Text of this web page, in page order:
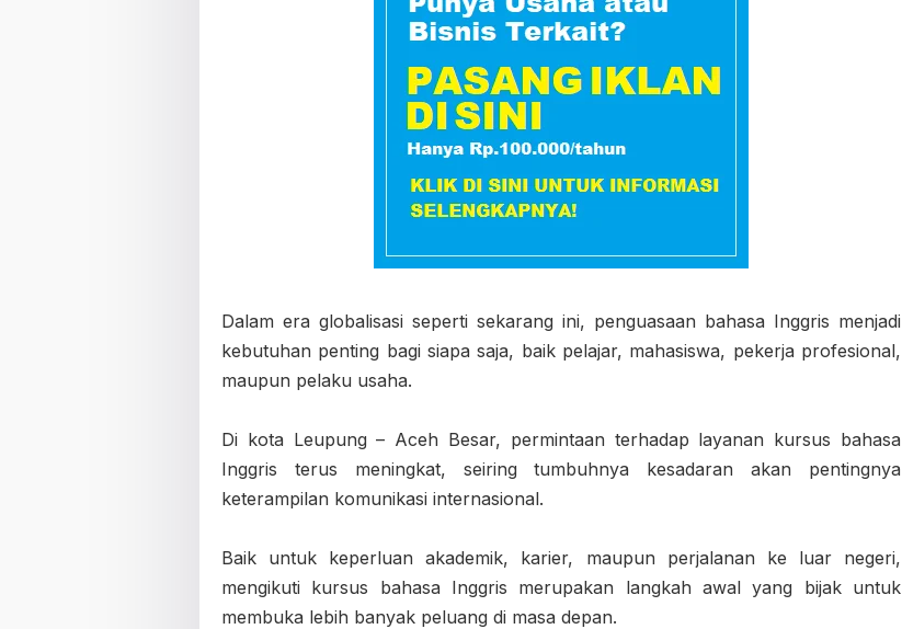
Dalam era globalisasi seperti sekarang ini, penguasaan bahasa Inggris menjadi
kebutuhan penting bagi siapa saja, baik pelajar, mahasiswa, pekerja profesional,
maupun pelaku usaha.
Di kota Leupung – Aceh Besar, permintaan terhadap layanan kursus bahasa
Inggris terus meningkat, seiring tumbuhnya kesadaran akan pentingnya
keterampilan komunikasi internasional.
Baik untuk keperluan akademik, karier, maupun perjalanan ke luar negeri,
mengikuti kursus bahasa Inggris merupakan langkah awal yang bijak untuk
membuka lebih banyak peluang di masa depan.